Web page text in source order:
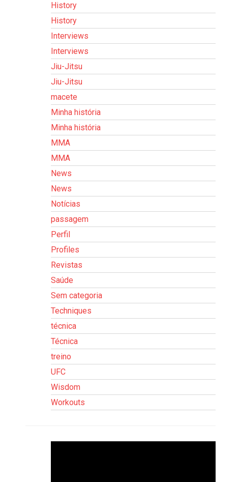
History
History
Interviews
Interviews
Jiu-Jitsu
Jiu-Jitsu
macete
Minha história
Minha história
MMA
MMA
News
News
Notícias
passagem
Perfil
Profiles
Revistas
Saúde
Sem categoria
Techniques
técnica
Técnica
treino
UFC
Wisdom
Workouts